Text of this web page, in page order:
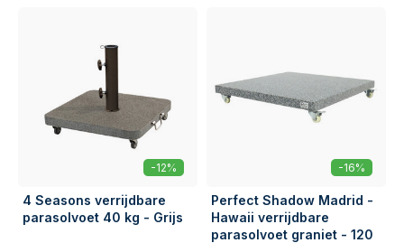
-12%
4 Seasons verrijdbare
parasolvoet 40 kg - Grijs
-16%
Perfect Shadow Madrid -
Hawaii verrijdbare
parasolvoet graniet - 120